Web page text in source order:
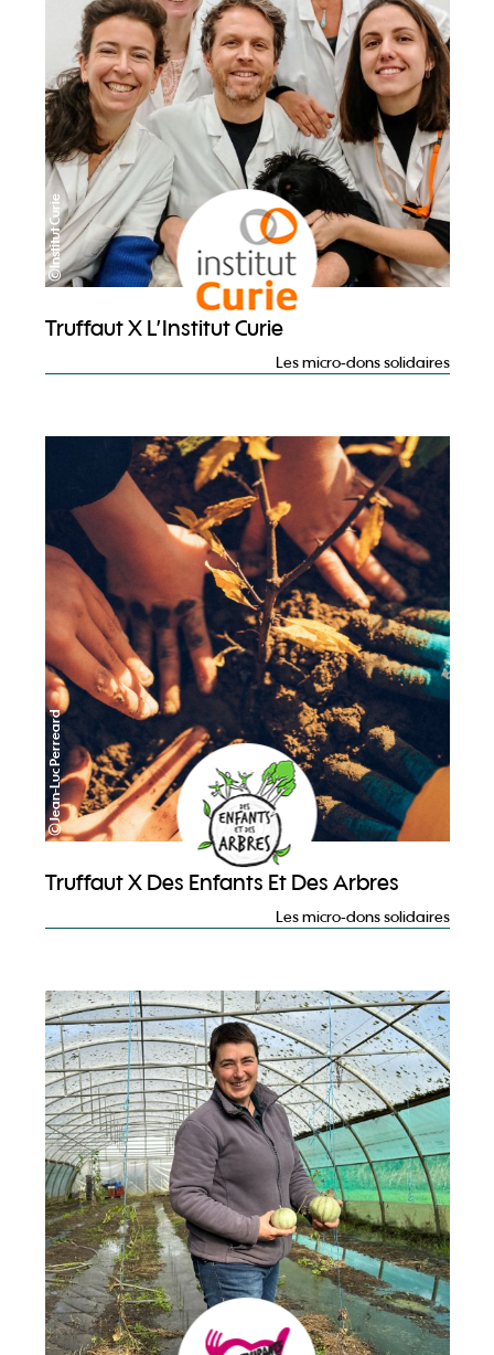
©Institut Curie
Truffaut X L’Institut Curie
Les micro-dons solidaires
©Jean-Luc Perreard
Truffaut X Des Enfants Et Des Arbres
Les micro-dons solidaires